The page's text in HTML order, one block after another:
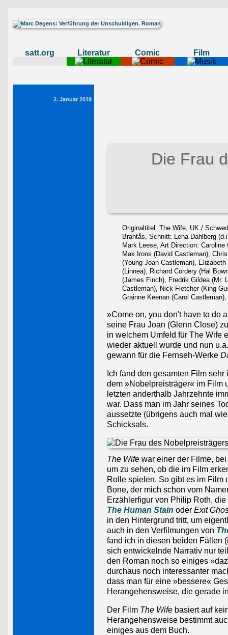
satt.org Literatur Comic Film
2. Januar 2019
Die Frau
Originaltitel: The Wife, UK /
Brantås, Schnitt: Lena Dahlberg
Mark Leese, Art Direction:
Max Irons (David Castleman),
(Young Joan Castleman),
(Linnea), Richard Cordery (Hal
(James Finch), Fredrik Gildea (Mr.
Castleman), Nick Fletcher (King
Grainne Keenan (Carol
»Come on, you don't have to do
seine Frau Joan (Glenn Close)
in welchem Umfeld für The Wife
wieder aktuell wurde und nun
gewann für die Fernseh-Werke
Ich fand den gesamten Film
dem »Nobelpreisträger« im Film
letzten anderthalb Jahrzehnte
war. Dass man im Jahr seines
aussetzte (übrigens auch mal
Schicksals.
The Wife war einer der Filme,
um zu sehen, ob die im Film
Rolle spielen. So gibt es im
Bone, der mich schon vom
Erzählerfigur von Philip Roth,
The Human Stain oder Exit
in den Hintergrund tritt, um
auch in den Verfilmungen von
fand ich in diesen beiden Fällen
sich entwickelnde Narrativ nur
den Roman noch so einiges
durchaus noch interessanter
dass man für eine »bessere«
Herangehensweise, die gerade
Der Film The Wife basiert auf
Herangehensweise bestimmt
einiges aus dem Buch.